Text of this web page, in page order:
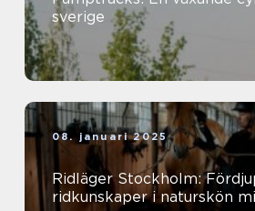
sverige
08. januari 2025
Ridläger Stockholm:
ridkunskaper i naturskön